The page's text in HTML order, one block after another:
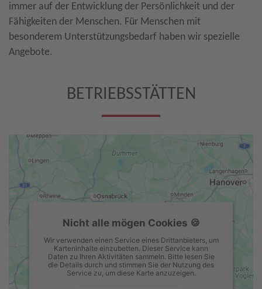
immer auf der Entwicklung der Persönlichkeit und der
Fähigkeiten der Menschen. Für Menschen mit
besonderem Unterstützungsbedarf haben wir spezielle
Angebote.
BETRIEBSSTÄTTEN
Nicht alle mögen Cookies 🍪
Wir verwenden einen Service eines Drittanbieters, um
Karteninhalte einzubetten. Dieser Service kann
Daten zu Ihren Aktivitäten sammeln. Bitte lesen Sie
die Details durch und stimmen Sie der Nutzung des
Service zu, um diese Karte anzuzeigen.